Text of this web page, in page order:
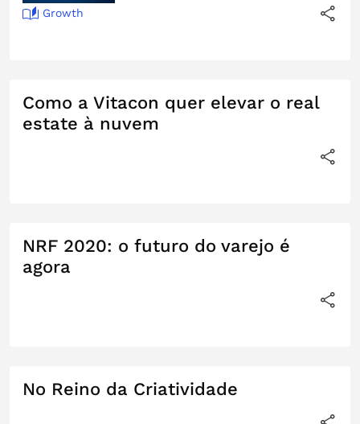
Growth
Como a Vitacon quer elevar o real
estate à nuvem
NRF 2020: o futuro do varejo é
agora
No Reino da Criatividade